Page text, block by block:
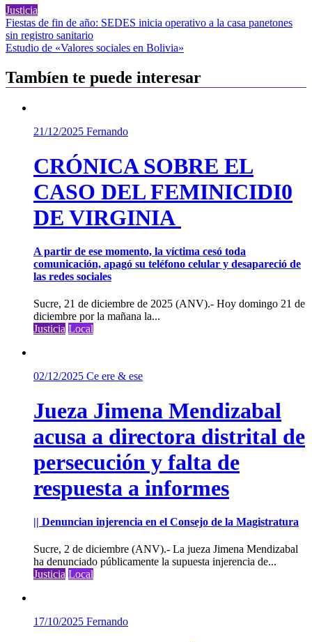
Justicia
Navegación
de
Fiestas de fin de año: SEDES inicia operativo a la casa panetones
sin registro sanitario
Estudio de «Valores sociales en Bolivia»
Tambíen te puede interesar
21/12/2025 Fernando
CRÓNICA SOBRE EL
CASO DEL FEMINICIDI0
DE VIRGINIA
A partir de ese momento, la víctima cesó toda
comunicación, apagó su teléfono celular y desapareció de
las redes sociales
Sucre, 21 de diciembre de 2025 (ANV).- Hoy domingo 21 de
diciembre por la mañana la...
Justicia Local
02/12/2025 Ce ere & ese
Jueza Jimena Mendizabal
acusa a directora distrital de
persecución y falta de
respuesta a informes
|| Denuncian injerencia en el Consejo de la Magistratura
Sucre, 2 de diciembre (ANV).- La jueza Jimena Mendizabal
ha denunciado públicamente la supuesta injerencia de...
Justicia Local
17/10/2025 Fernando